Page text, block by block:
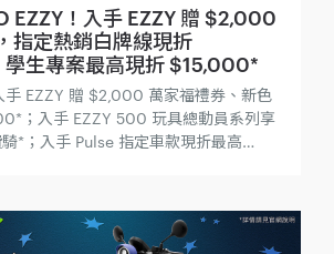
EZZY！入手 EZZY 贈 $2,000
指定熱銷白牌線現折
生專案最高現折 $15,000*
EZZY 贈 $2,000 萬家福禮券、新色
；入手 EZZY 500 玩具總動員系列享
*；入手 Pulse 指定車款現折最高